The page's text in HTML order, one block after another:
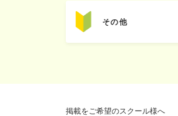
その他
掲載をご希望のスクール様へ